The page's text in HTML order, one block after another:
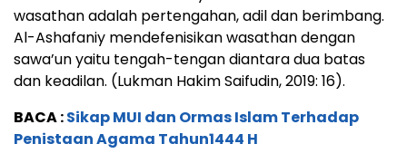
wasathan adalah pertengahan, adil dan berimbang.
Al-Ashafaniy mendefenisikan wasathan dengan
sawa’un yaitu tengah-tengan diantara dua batas
dan keadilan. (Lukman Hakim Saifudin, 2019: 16).
BACA :Sikap MUI dan Ormas Islam Terhadap
Penistaan Agama Tahun1444 H